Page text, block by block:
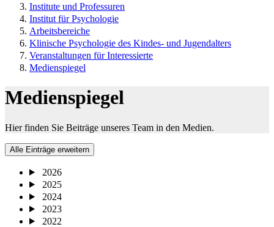
Institute und Professuren
Institut für Psychologie
Arbeitsbereiche
Klinische Psychologie des Kindes- und Jugendalters
Veranstaltungen für Interessierte
Medienspiegel
Medienspiegel
Hier finden Sie Beiträge unseres Team in den Medien.
Alle Einträge erweitern
2026
2025
2024
2023
2022